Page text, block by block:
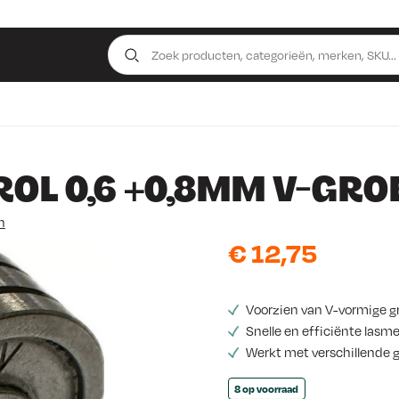
0,6 +0,8MM V-
€12,75
Voorzien van V-vormige
Snelle en efficiënte
Werkt met verschillende
8 op voorraad